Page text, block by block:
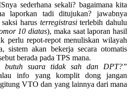
sederhana sekali? bagaimana kita
laporkan tadi ditujukan? jawabnya
harus terregistrasiterlebih dahulu
10 diatas), maka saat laporan hasil
perlu repot-repot menuliskan wilayah
sistem akan bekerja secara otomatis
berada pada TPS mana.
butuh suara tidak sah dan DPT?”
info yang komplit dong jangan
VTO dan yang lainnya dari mana